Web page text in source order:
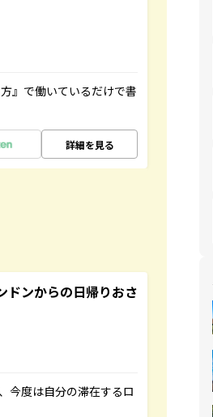
』で働いているだけで書
詳細を見る
ドンからの日帰りおさ
今度は自分の滞在するロ